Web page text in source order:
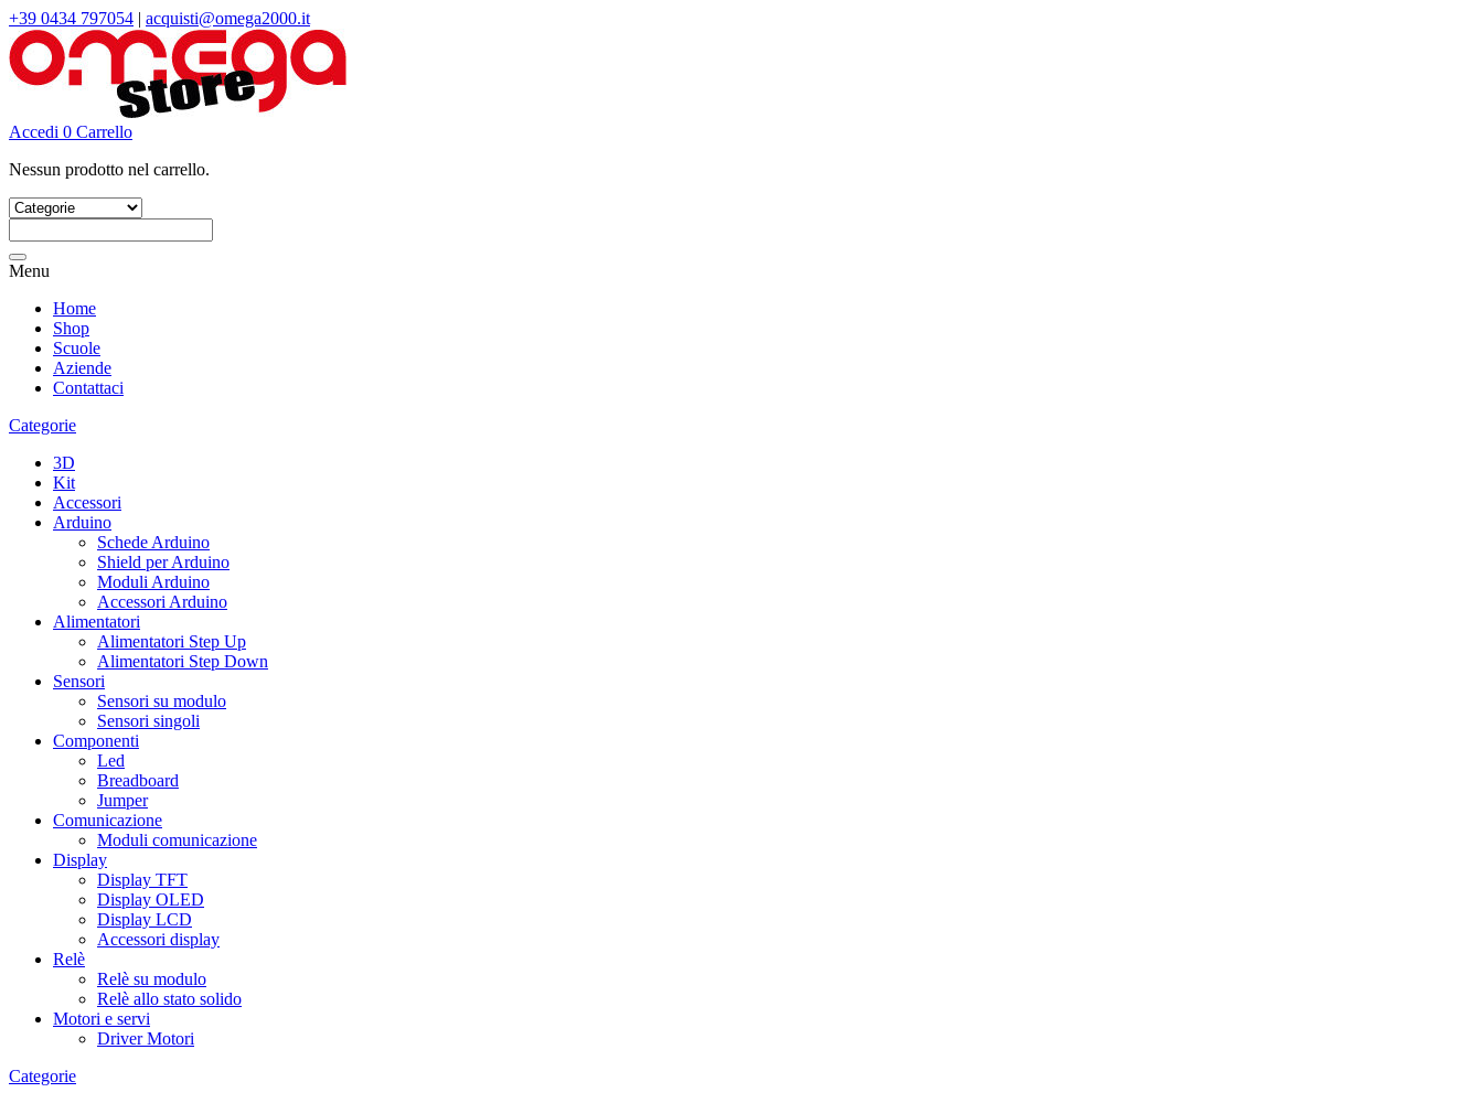
+39 0434 797054 | acquisti@omega2000.it
Accedi 0 Carrello
Nessun prodotto nel carrello.
Menu
Home
Shop
Scuole
Aziende
Contattaci
Categorie
3D
Kit
Accessori
Arduino
Schede Arduino
Shield per Arduino
Moduli Arduino
Accessori Arduino
Alimentatori
Alimentatori Step Up
Alimentatori Step Down
Sensori
Sensori su modulo
Sensori singoli
Componenti
Led
Breadboard
Jumper
Comunicazione
Moduli comunicazione
Display
Display TFT
Display OLED
Display LCD
Accessori display
Relè
Relè su modulo
Relè allo stato solido
Motori e servi
Driver Motori
Categorie